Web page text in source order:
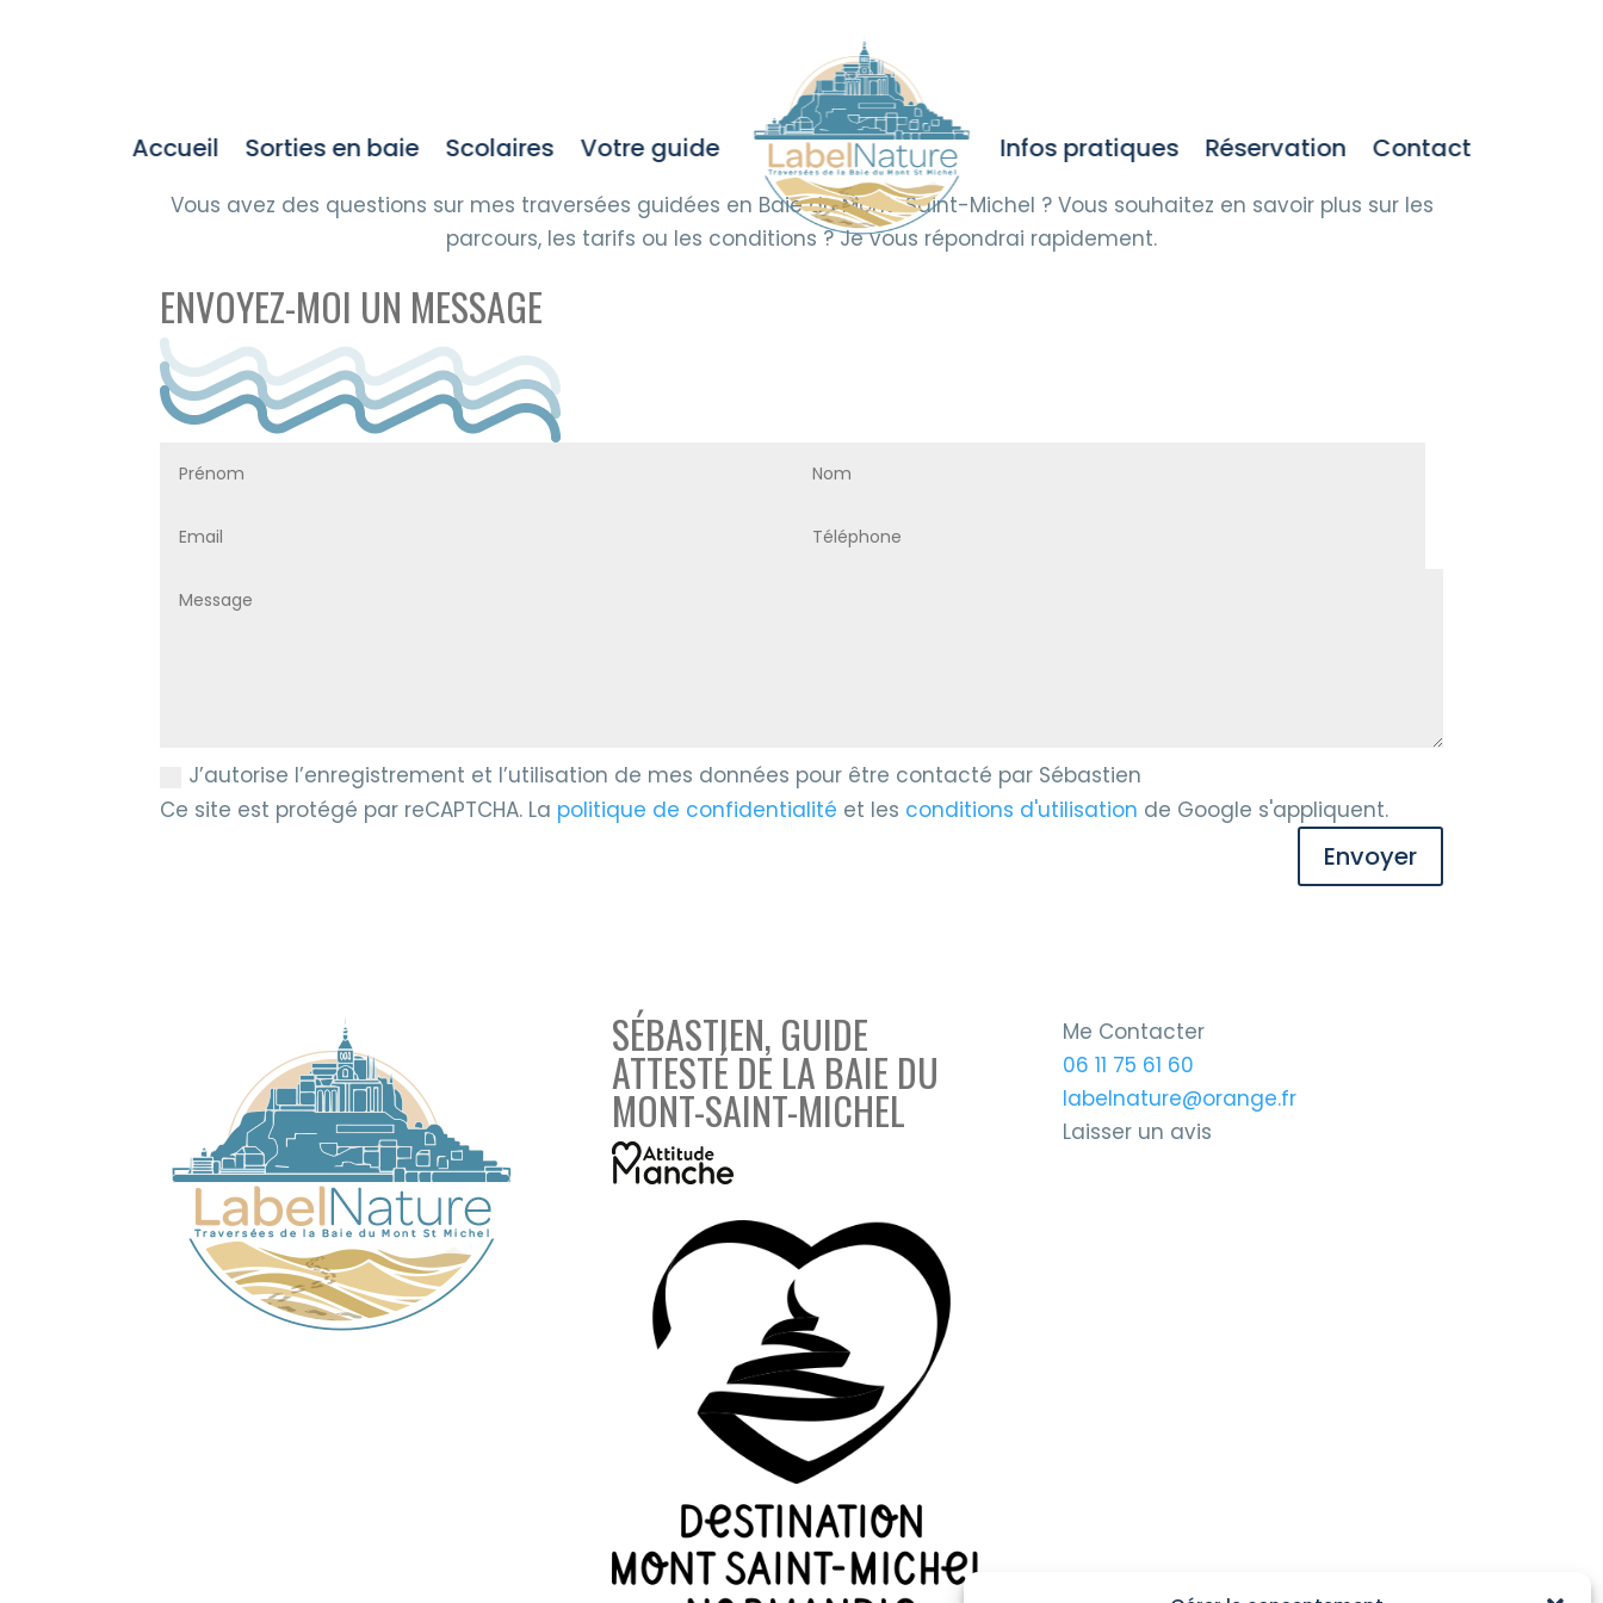
Accueil Sorties en baie Scolaires Votre guide Infos pratiques Réservation Contact
CONTACTEZ-MOI
Vous avez des questions sur mes traversées guidées en Baie du Mont-Saint-Michel ? Vous souhaitez en savoir plus sur les
parcours, les tarifs ou les conditions ? Je vous répondrai rapidement.
ENVOYEZ-MOI UN MESSAGE
J’autorise l’enregistrement et l’utilisation de mes données pour être contacté par Sébastien
Ce site est protégé par reCAPTCHA. La politique de confidentialité et les conditions d'utilisation de Google s'appliquent.
Envoyer
SÉBASTIEN, GUIDE
ATTESTÉ DE LA BAIE DU
MONT-SAINT-MICHEL
Me Contacter
06 11 75 61 60
labelnature@orange.fr
Laisser un avis